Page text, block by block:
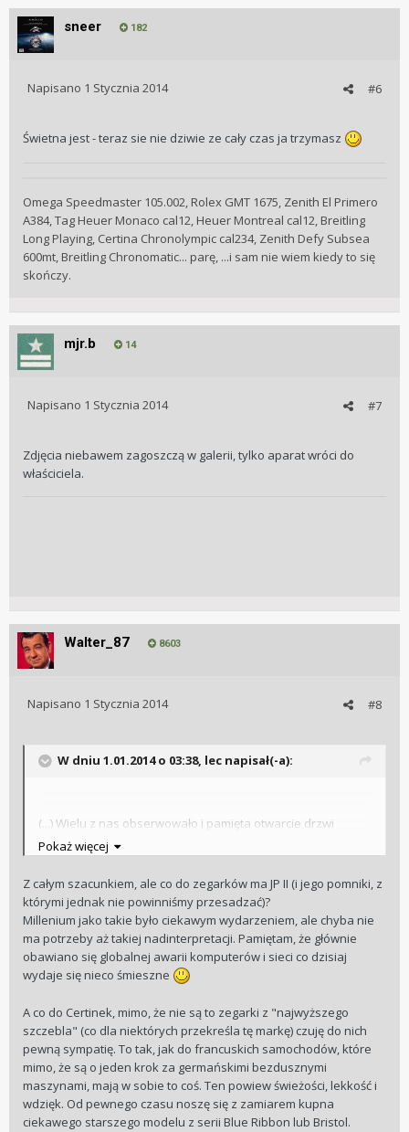
sneer 182
#6
Napisano 1 Stycznia 2014
Świetna jest - teraz sie nie dziwie ze cały czas ja trzymasz
Omega Speedmaster 105.002, Rolex GMT 1675, Zenith El Primero
A384, Tag Heuer Monaco cal12, Heuer Montreal cal12, Breitling
Long Playing, Certina Chronolympic cal234, Zenith Defy Subsea
600mt, Breitling Chronomatic... parę, ...i sam nie wiem kiedy to się
skończy.
mjr.b 14
#7
Napisano 1 Stycznia 2014
Zdjęcia niebawem zagoszczą w galerii, tylko aparat wróci do
właściciela.
Walter_87 8603
#8
Napisano 1 Stycznia 2014
W dniu 1.01.2014 o 03:38, lec napisał(-a):
(...) Wielu z nas obserwowało i pamięta otwarcie drzwi
Bazyliki Św. Piotra przez Jana Pawła II i przejście jego przez
próg traktowane jako symboliczne wprowadzenie w nowe
Tysiąclecie dla ludzkości.
Dla mnie osobiście, to wydarzenie nierozerwalnie będzie się
kojarzyć z Sylwestrową zabawą na pl. Zwycięstwa i
udekorowanym jak symboliczny tort świeczkami Teatrem
Narodowym spowitym w gęstej mgle. Właśnie w tym miejscu
daleko wcześniej wygłaszał swą homilię Nasz Papież i tam
powinien stanąć jego pomnik siedzącego na symbolicznym
tronie wspartego na swym Papieskim pastorale i
zadumanego nad przywarami narodu. Powstało różnych
wiele ale tam gdzie powinien stanąć za głupotą miastowych
decydentów pozwolono zabłysnąć obcemu nam kulturowo
człowiekowi, który zafundował nam nowoczesną maszkarę
mającą się nijak do zabudowy placu.
Sorry!!! Za OT ale nie mogłem się powstrzymać.
Pokaż więcej
Z całym szacunkiem, ale co do zegarków ma JP II (i jego pomniki, z
którymi jednak nie powinniśmy przesadzać)?
Millenium jako takie było ciekawym wydarzeniem, ale chyba nie
ma potrzeby aż takiej nadinterpretacji. Pamiętam, że głównie
obawiano się globalnej awarii komputerów i sieci co dzisiaj
wydaje się nieco śmieszne
A co do Certinek, mimo, że nie są to zegarki z "najwyższego
szczebla" (co dla niektórych przekreśla tę markę) czuję do nich
pewną sympatię. To tak, jak do francuskich samochodów, które
mimo, że są o jeden krok za germańskimi bezdusznymi
maszynami, mają w sobie to coś. Ten powiew świeżości, lekkość i
wdzięk. Od pewnego czasu noszę się z zamiarem kupna
ciekawego starszego modelu z serii Blue Ribbon lub Bristol.